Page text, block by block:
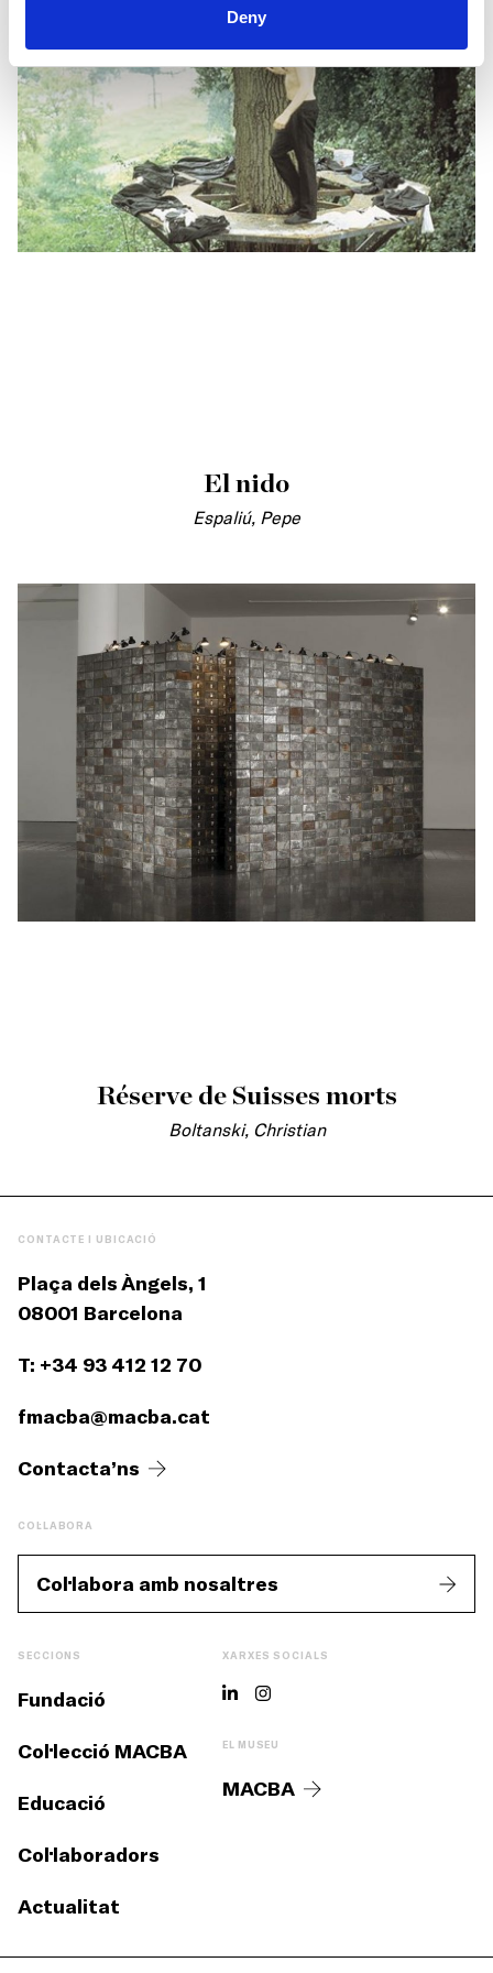
Deny
El nido
Espaliú, Pepe
Réserve de Suisses morts
Boltanski, Christian
CONTACTE I UBICACIÓ
Plaça dels Àngels, 1
08001 Barcelona
T: +34 93 412 12 70
fmacba@macba.cat
Contacta’ns
COL·LABORA
Col·labora amb nosaltres
SECCIONS
Fundació
Col·lecció MACBA
Educació
Col·laboradors
Actualitat
XARXES SOCIALS
EL MUSEU
MACBA